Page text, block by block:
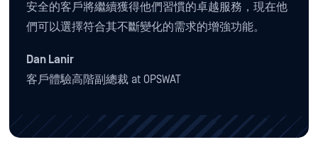
安全的客戶將繼續獲得他們習慣的卓越服務，現在他
們可以選擇符合其不斷變化的需求的增強功能。
Dan Lanir
客戶體驗高階副總裁 at OPSWAT